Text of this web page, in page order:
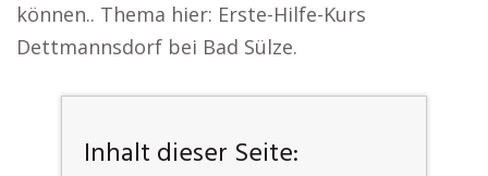
können.. Thema hier: Erste-Hilfe-Kurs
Dettmannsdorf bei Bad Sülze.
Inhalt dieser Seite: